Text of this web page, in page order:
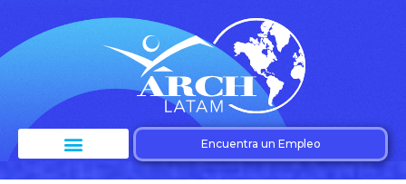
Encuentra un Empleo